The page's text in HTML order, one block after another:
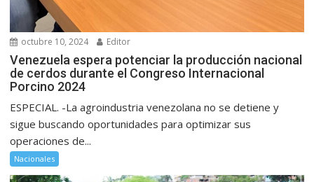
octubre 10, 2024 Editor
Venezuela espera potenciar la producción nacional
de cerdos durante el Congreso Internacional
Porcino 2024
ESPECIAL. -La agroindustria venezolana no se detiene y
sigue buscando oportunidades para optimizar sus
operaciones de...
Nacionales